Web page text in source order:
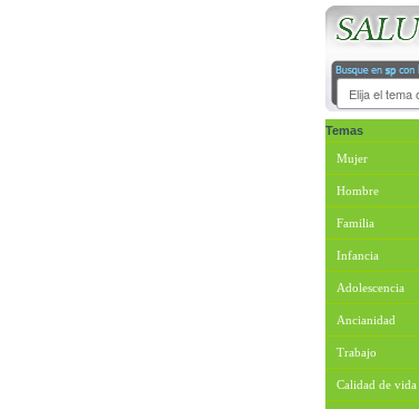
Temas
Mujer
Hombre
Familia
Infancia
Adolescencia
Ancianidad
Trabajo
Calidad de vida